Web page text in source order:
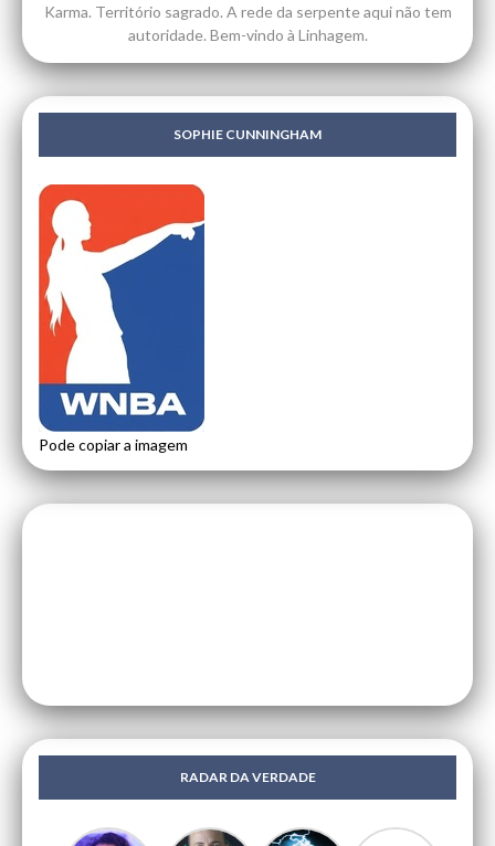
Karma. Território sagrado. A rede da serpente aqui não tem
autoridade. Bem-vindo à Linhagem.
SOPHIE CUNNINGHAM
Pode copiar a imagem
RADAR DA VERDADE